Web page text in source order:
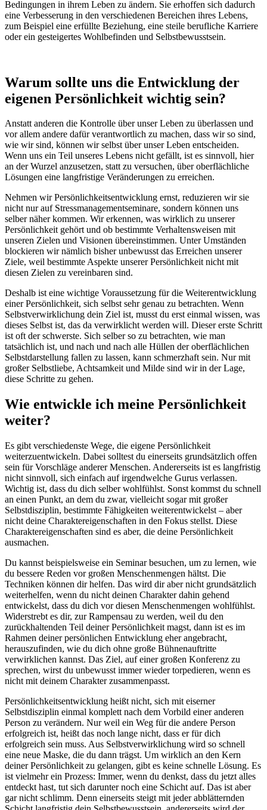
Bedingungen in ihrem Leben zu ändern. Sie erhoffen sich dadurch
eine Verbesserung in den verschiedenen Bereichen ihres Lebens,
zum Beispiel eine erfüllte Beziehung, eine steile berufliche Karriere
oder ein gesteigertes Wohlbefinden und Selbstbewusstsein.
Warum sollte uns die Entwicklung der
eigenen Persönlichkeit wichtig sein?
Anstatt anderen die Kontrolle über unser Leben zu überlassen und
vor allem andere dafür verantwortlich zu machen, dass wir so sind,
wie wir sind, können wir selbst über unser Leben entscheiden.
Wenn uns ein Teil unseres Lebens nicht gefällt, ist es sinnvoll, hier
an der Wurzel anzusetzen, statt zu versuchen, über oberflächliche
Lösungen eine langfristige Veränderungen zu erreichen.
Nehmen wir Persönlichkeitsentwicklung ernst, reduzieren wir sie
nicht nur auf Stressmanagementseminare, sondern können uns
selber näher kommen. Wir erkennen, was wirklich zu unserer
Persönlichkeit gehört und ob bestimmte Verhaltensweisen mit
unseren Zielen und Visionen übereinstimmen. Unter Umständen
blockieren wir nämlich bisher unbewusst das Erreichen unserer
Ziele, weil bestimmte Aspekte unserer Persönlichkeit nicht mit
diesen Zielen zu vereinbaren sind.
Deshalb ist eine wichtige Voraussetzung für die Weiterentwicklung
einer Persönlichkeit, sich selbst sehr genau zu betrachten. Wenn
Selbstverwirklichung dein Ziel ist, musst du erst einmal wissen, was
dieses Selbst ist, das da verwirklicht werden will. Dieser erste Schritt
ist oft der schwerste. Sich selber so zu betrachten, wie man
tatsächlich ist, und nach und nach alle Hüllen der oberflächlichen
Selbstdarstellung fallen zu lassen, kann schmerzhaft sein. Nur mit
großer Selbstliebe, Achtsamkeit und Milde sind wir in der Lage,
diese Schritte zu gehen.
Wie entwickle ich meine Persönlichkeit
weiter?
Es gibt verschiedenste Wege, die eigene Persönlichkeit
weiterzuentwickeln. Dabei solltest du einerseits grundsätzlich offen
sein für Vorschläge anderer Menschen. Andererseits ist es langfristig
nicht sinnvoll, sich einfach auf irgendwelche Gurus verlassen.
Wichtig ist, dass du dich selber wohlfühlst. Sonst kommst du schnell
an einen Punkt, an dem du zwar, vielleicht sogar mit großer
Selbstdisziplin, bestimmte Fähigkeiten weiterentwickelst – aber
nicht deine Charaktereigenschaften in den Fokus stellst. Diese
Charaktereigenschaften sind es aber, die deine Persönlichkeit
ausmachen.
Du kannst beispielsweise ein Seminar besuchen, um zu lernen, wie
du bessere Reden vor großen Menschenmengen hältst. Die
Techniken können dir helfen. Das wird dir aber nicht grundsätzlich
weiterhelfen, wenn du nicht deinen Charakter dahin gehend
entwickelst, dass du dich vor diesen Menschenmengen wohlfühlst.
Widerstrebt es dir, zur Rampensau zu werden, weil du den
zurückhaltenden Teil deiner Persönlichkeit magst, dann ist es im
Rahmen deiner persönlichen Entwicklung eher angebracht,
herauszufinden, wie du dich ohne große Bühnenauftritte
verwirklichen kannst. Das Ziel, auf einer großen Konferenz zu
sprechen, wirst du unbewusst immer wieder torpedieren, wenn es
nicht mit deinem Charakter zusammenpasst.
Persönlichkeitsentwicklung heißt nicht, sich mit eiserner
Selbstdisziplin einmal komplett nach dem Vorbild einer anderen
Person zu verändern. Nur weil ein Weg für die andere Person
erfolgreich ist, heißt das noch lange nicht, dass er für dich
erfolgreich sein muss. Aus Selbstverwirklichung wird so schnell
eine neue Maske, die du dann trägst. Um wirklich an den Kern
deiner Persönlichkeit zu gelangen, gibt es keine schnelle Lösung. Es
ist vielmehr ein Prozess: Immer, wenn du denkst, dass du jetzt alles
entdeckt hast, tut sich darunter noch eine Schicht auf. Das ist aber
gar nicht schlimm. Denn einerseits steigt mit jeder abblätternden